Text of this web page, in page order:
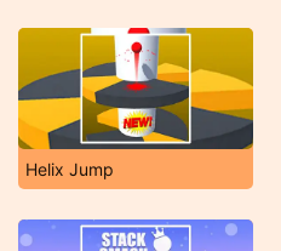
Helix Jump